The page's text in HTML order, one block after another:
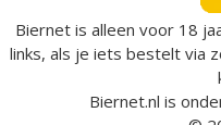
Biernet is alleen voor 18
links, als je iets bestelt via
Biernet.nl is